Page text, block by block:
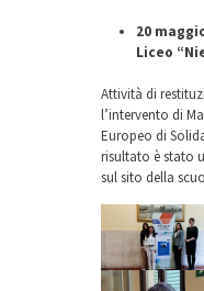
20
Liceo
Attività di
l’intervento di
Europeo di
risultato è stato
sul sito della